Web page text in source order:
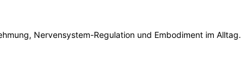
Nervensystem-Regulation und Embodiment im Alltag.